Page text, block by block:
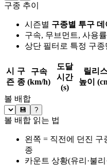
구종 추이
시즌별 구종별 투구 데
구속, 무브먼트, 사용
상단 필터로 특정 구
시
즌
구
종
구속
(km/h)
도달
시간
(s)
릴리
높이
볼 배합
💾 ?
볼 배합 읽는 법
왼쪽 = 직전에 던진 구
종
카운트 상황(유리·불